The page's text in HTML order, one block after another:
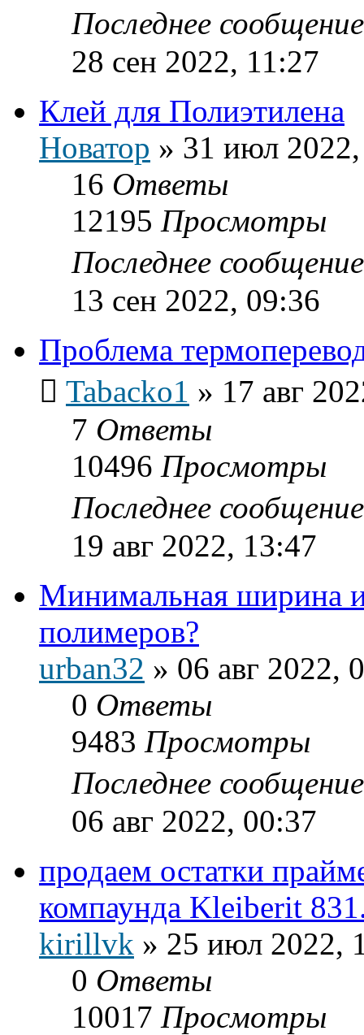
Последнее
28 сен 2022, 11:27
Клей для Полиэтилена
Новатор » 31 июл
16 Ответы
12195 Просмотры
Последнее
13 сен 2022, 09:36
Проблема
Tabacko1 » 17 авг
7 Ответы
10496 Просмотры
Последнее
19 авг 2022, 13:47
Минимальная ширина
полимеров?
urban32 » 06 авг 2022,
0 Ответы
9483 Просмотры
Последнее
06 авг 2022, 00:37
продаем остатки
компаунда Kleiberit
kirillvk » 25 июл 2022,
0 Ответы
10017 Просмотры